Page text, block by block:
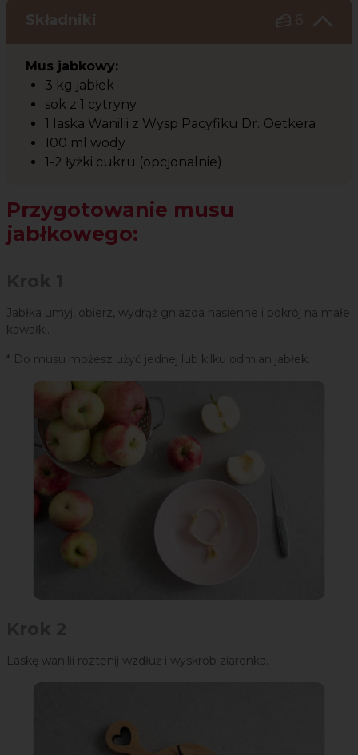
Składniki 6
Mus jabkowy:
3 kg jabłek
sok z 1 cytryny
1 laska Wanilii z Wysp Pacyfiku Dr. Oetkera
100 ml wody
1-2 łyżki cukru (opcjonalnie)
Przygotowanie musu
jabłkowego:
Jabłka umyj, obierz, wydrąż gniazda nasienne i pokrój na małe
kawałki.
* Do musu możesz użyć jednej lub kilku odmian jabłek.
Laskę wanilii roztenij wzdłuż i wyskrob ziarenka.